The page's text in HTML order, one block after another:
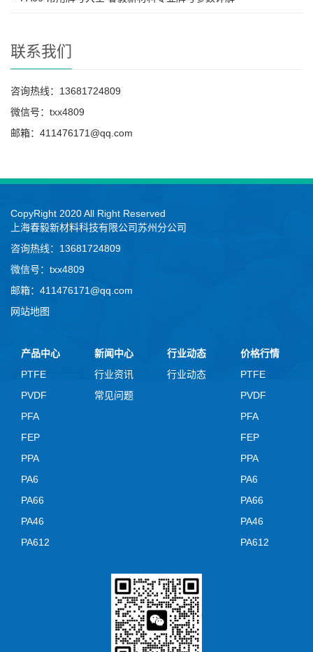
联系我们
咨询热线：13681724809
微信号：txx4809
邮箱：411476171@qq.com
CopyRight 2020 All Right Reserved
上海春毅新材料科技有限公司苏州分公司
咨询热线：13681724809
微信号：txx4809
邮箱：411476171@qq.com
网站地图
产品中心
PTFE
PVDF
PFA
FEP
PPA
PA6
PA66
PA46
PA612
新闻中心
行业资讯
常见问题
行业动态
行业动态
价格行情
PTFE
PVDF
PFA
FEP
PPA
PA6
PA66
PA46
PA612